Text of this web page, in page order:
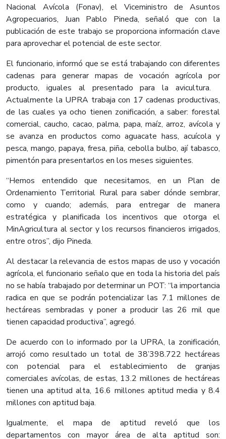
Nacional Avícola (Fonav), el Viceministro de Asuntos
Agropecuarios, Juan Pablo Pineda, señaló que con la
publicación de este trabajo se proporciona información clave
para aprovechar el potencial de este sector.
El funcionario, informó que se está trabajando con diferentes
cadenas para generar mapas de vocación agrícola por
producto, iguales al presentado para la avicultura.
Actualmente la UPRA trabaja con 17 cadenas productivas,
de las cuales ya ocho tienen zonificación, a saber: forestal
comercial, caucho, cacao, palma, papa, maíz, arroz, avícola y
se avanza en productos como aguacate hass, acuícola y
pesca, mango, papaya, fresa, piña, cebolla bulbo, ají tabasco,
pimentón para presentarlos en los meses siguientes.
“Hemos entendido que necesitamos, en un Plan de
Ordenamiento Territorial Rural para saber dónde sembrar,
como y cuando; además, para entregar de manera
estratégica y planificada los incentivos que otorga el
MinAgricultura al sector y los recursos financieros irrigados,
entre otros”, dijo Pineda.
Al destacar la relevancia de estos mapas de uso y vocación
agrícola, el funcionario señalo que en toda la historia del país
no se había trabajado por determinar un POT: “la importancia
radica en que se podrán potencializar las 7.1 millones de
hectáreas sembradas y poner a producir las 26 mil que
tienen capacidad productiva”, agregó.
De acuerdo con lo informado por la UPRA, la zonificación,
arrojó como resultado un total de 38’398.722 hectáreas
con potencial para el establecimiento de granjas
comerciales avícolas, de estas, 13.2 millones de hectáreas
tienen una aptitud alta, 16.6 millones aptitud media y 8.4
millones con aptitud baja.
Igualmente, el mapa de aptitud reveló que los
departamentos con mayor área de alta aptitud son: